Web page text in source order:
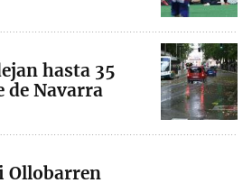
hasta 35
de Navarra
Ollobarren